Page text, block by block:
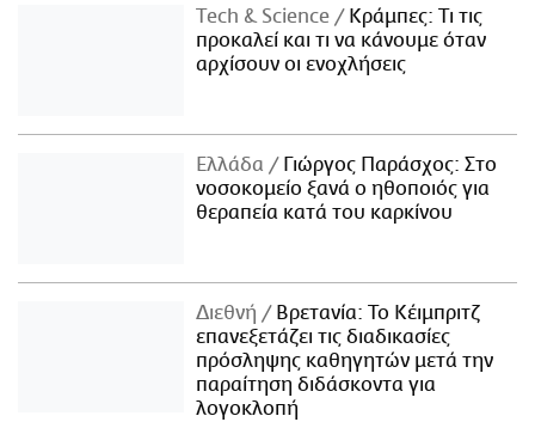
Τech & Science
Κράμπες: Τι τις
προκαλεί και τι να κάνουμε όταν
αρχίσουν οι ενοχλήσεις
Ελλάδα
Γιώργος Παράσχος: Στο
νοσοκομείο ξανά ο ηθοποιός για
θεραπεία κατά του καρκίνου
Διεθνή
Βρετανία: Το Κέιμπριτζ
επανεξετάζει τις διαδικασίες
πρόσληψης καθηγητών μετά την
παραίτηση διδάσκοντα για
λογοκλοπή